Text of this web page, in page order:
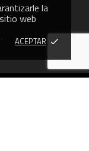
la
web
ACEPTAR done